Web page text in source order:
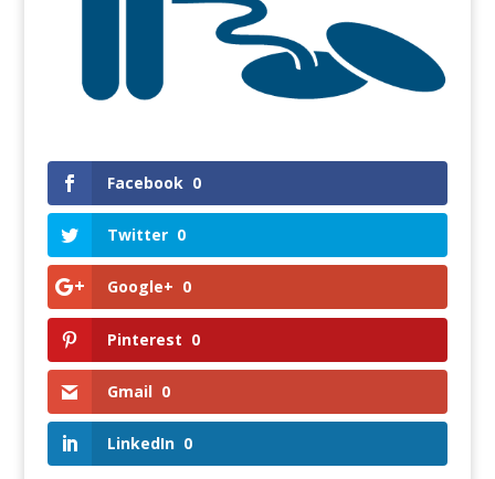
Facebook 0
Twitter 0
Google+ 0
Pinterest 0
Gmail 0
LinkedIn 0